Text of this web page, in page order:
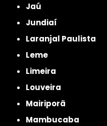
Jaú
Jundiaí
Laranjal Paulista
Leme
Limeira
Louveira
Mairiporã
Mambucaba